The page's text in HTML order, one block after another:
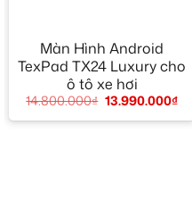
Màn Hình Android
TexPad TX24 Luxury cho
ô tô xe hơi
14.800.000₫ 13.990.000₫